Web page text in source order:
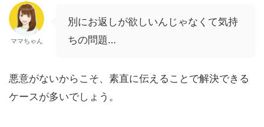
ママちゃん
別にお返しが欲しいんじゃなくて気持
ちの問題…
悪意がないからこそ、素直に伝えることで解決できる
ケースが多いでしょう。